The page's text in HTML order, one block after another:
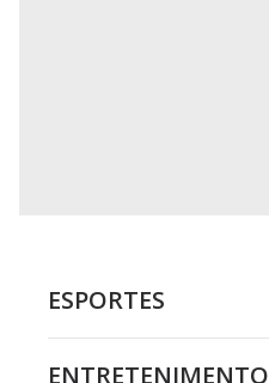
ESPORTES
ENTRETENIMENTO